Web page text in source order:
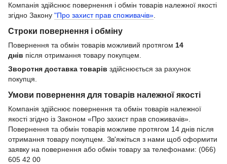
Компанія здійснює повернення і обмін товарів належної якості
згідно Закону "Про захист прав споживачів»
Строки повернення і обміну
Повернення та обмін товарів можливий протягом 14
днів після отримання товару покупцем.
Зворотня доставка товарів здійснюється за рахунок
покупця.
Умови повернення для товарів належної якості
Компанія здійснює повернення та обмін товарів належної
якості згідно із Законом «Про захист прав споживачів».
Повернення та обмін товарів можливе протягом 14 днів після
отримання товару покупцем. Зв'яжіться з нами щоб оформити
заявку на повернення або обмін товару за телефонами: (066)
605 42 00